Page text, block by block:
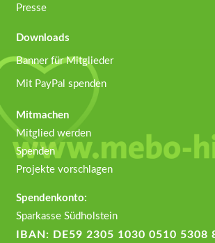
Presse
Downloads
Banner für Mitglieder
Mit PayPal spenden
Mitmachen
Mitglied werden
Spenden
Projekte vorschlagen
Spendenkonto:
Sparkasse Südholstein
IBAN: DE59 2305 1030 0510 5308